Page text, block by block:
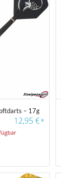
– 17g
12,95€*